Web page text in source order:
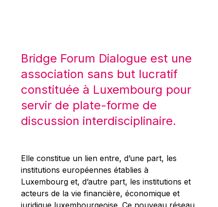
Mario Centeno
Mario Monti
Maroš ŠEFČOVIČ
Martin Bailey
Martine Reicherts
Michael Sohlman
Michel Goedert
Mireille Delmas-Marty
Bridge Forum Dialogue est une
association sans but lucratif
constituée à Luxembourg pour
servir de plate-forme de
discussion interdisciplinaire.
Elle constitue un lien entre, d’une part, les
institutions européennes établies à
Luxembourg et, d’autre part, les institutions et
acteurs de la vie financière, économique et